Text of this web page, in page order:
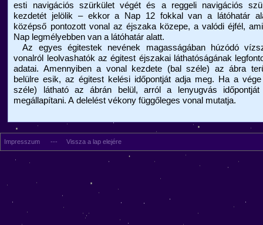
esti navigációs szürkület végét és a reggeli navigációs
kezdetét jelölik – ekkor a Nap 12 fokkal van a látóhatár
középső pontozott vonal az éjszaka közepe, a valódi éjfél,
Nap legmélyebben van a látóhatár alatt.
Az egyes égitestek nevének magasságában húzódó
vonalról leolvashatók az égitest éjszakai láthatóságának
adatai. Amennyiben a vonal kezdete (bal széle) az ábra
belülre esik, az égitest kelési időpontját adja meg. Ha a vége
széle) látható az ábrán belül, arról a lenyugvás időpontját
megállapítani. A delelést vékony függőleges vonal mutatja.
Impresszum --- Vissza a lap elejére